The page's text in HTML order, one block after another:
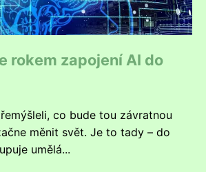
rokem zapojení AI do
co bude tou závratnou
měnit svět. Je to tady – do
umělá...